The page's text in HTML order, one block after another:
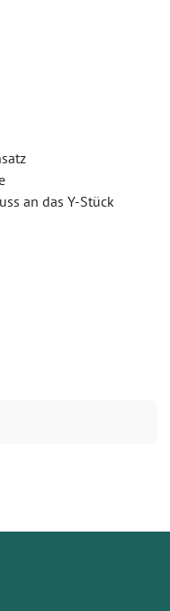
an das Y-Stück